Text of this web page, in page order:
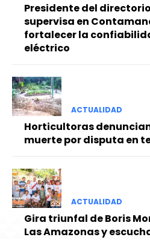
Presidente del
supervisa en
fortalecer la
eléctrico
ACTUALIDAD
Horticultoras
muerte por disputa en
ACTUALIDAD
Gira triunfal de Boris
Las Amazonas y